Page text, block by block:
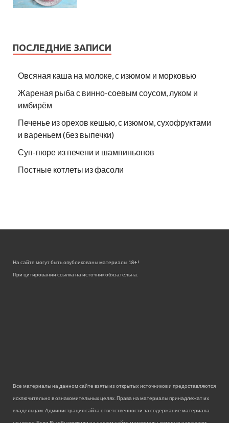
ПОСЛЕДНИЕ ЗАПИСИ
Овсяная каша на молоке, с изюмом и морковью
Жареная рыба с винно-соевым соусом, луком и
имбирём
Печенье из орехов кешью, с изюмом, сухофруктами
и вареньем (без выпечки)
Суп-пюре из печени и шампиньонов
Постные котлеты из фасоли
На сайте могут быть опубликованы материалы 18+!
При цитировании ссылка на источник обязательна.
Все материалы на данном сайте взяты из открытых источников и предоставляются
исключительно в ознакомительных целях. Права на материалы принадлежат их
владельцам. Администрация сайта ответственности за содержание материала